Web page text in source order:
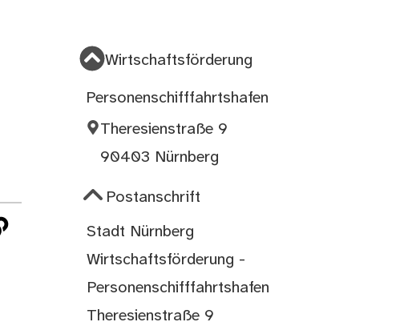
Wirtschaftsförderung
Personenschifffahrtshafen
Theresienstraße 9
90403 Nürnberg
Postanschrift
Stadt Nürnberg
Wirtschaftsförderung -
Personenschifffahrtshafen
Theresienstraße 9